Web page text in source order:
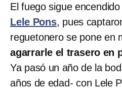
El fuego sigue
Lele Pons, pues
reguetonero se pone en
agarrarle el trasero en
Ya pasó un año de la
años de edad- con Lele